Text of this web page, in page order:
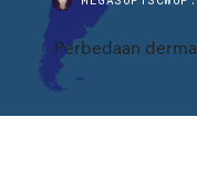
Perbedaan